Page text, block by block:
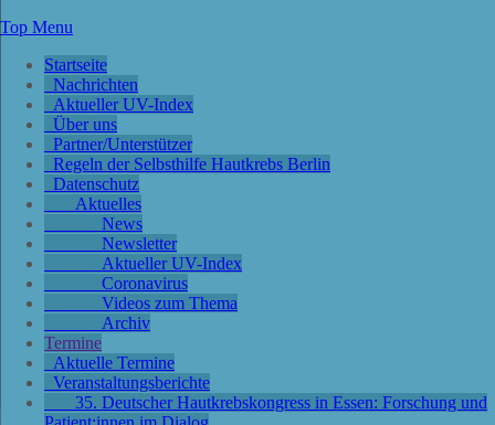
Top Menu
Startseite
Nachrichten
Aktueller UV-Index
Über uns
Partner/Unterstützer
Regeln der Selbsthilfe Hautkrebs Berlin
Datenschutz
Aktuelles
News
Newsletter
Aktueller UV-Index
Coronavirus
Videos zum Thema
Archiv
Termine
Aktuelle Termine
Veranstaltungsberichte
35. Deutscher Hautkrebskongress in Essen: Forschung und